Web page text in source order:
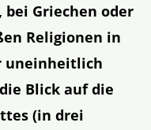
bei Griechen oder
Religionen in
uneinheitlich
Blick auf die
(in drei